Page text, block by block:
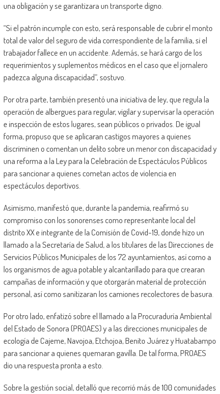
una obligación y se garantizara un transporte digno.
“Si el patrón incumple con esto, será responsable de cubrir el monto
total de valor del seguro de vida correspondiente de la familia, si el
trabajador fallece en un accidente. Además, se hará cargo de los
requerimientos y suplementos médicos en el caso que el jornalero
padezca alguna discapacidad”, sostuvo.
Por otra parte, también presentó una iniciativa de ley, que regula la
operación de albergues para regular, vigilar y supervisar la operación
e inspección de estos lugares, sean públicos o privados. De igual
forma, propuso que se aplicaran castigos mayores a quienes
discriminen o comentan un delito sobre un menor con discapacidad y
una reforma a la Ley para la Celebración de Espectáculos Públicos
para sancionar a quienes cometan actos de violencia en
espectáculos deportivos.
Asimismo, manifestó que, durante la pandemia, reafirmó su
compromiso con los sonorenses como representante local del
distrito XX e integrante de la Comisión de Covid-19, donde hizo un
llamado a la Secretaría de Salud, a los titulares de las Direcciones de
Servicios Públicos Municipales de los 72 ayuntamientos, así como a
los organismos de agua potable y alcantarillado para que crearan
campañas de información y que otorgarán material de protección
personal, así como sanitizaran los camiones recolectores de basura.
Por otro lado, enfatizó sobre el llamado a la Procuraduría Ambiental
del Estado de Sonora (PROAES) y a las direcciones municipales de
ecología de Cajeme, Navojoa, Etchojoa, Benito Juárez y Huatabampo
para sancionar a quienes quemaran gavilla. De tal forma, PROAES
dio una respuesta pronta a esto.
Sobre la gestión social, detalló que recorrió más de 100 comunidades